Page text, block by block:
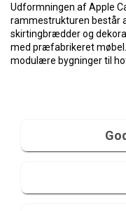
Udformningen af Apple
rammestrukturen består
skirtingbrædder og
med præfabrikeret
modulære bygninger til